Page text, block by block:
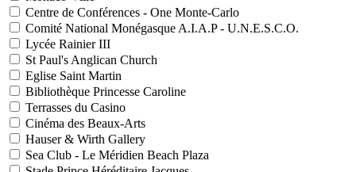
Centre de Conférences - One Monte-Carlo
Comité National Monégasque A.I.A.P - U.N.E.S.C.O.
Lycée Rainier III
St Paul's Anglican Church
Eglise Saint Martin
Bibliothèque Princesse Caroline
Terrasses du Casino
Cinéma des Beaux-Arts
Hauser & Wirth Gallery
Sea Club - Le Méridien Beach Plaza